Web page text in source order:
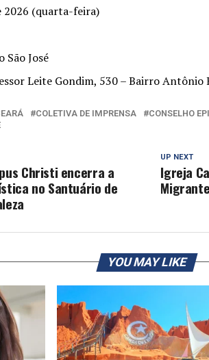
2026 (quarta-feira)
São José
Leite Gondim, 530 – Bairro Antônio
COLETIVA DE IMPRENSA CONSELHO
UP NEXT
Igreja
Migrante
Christi encerra a
no Santuário de
YOU MAY LIKE